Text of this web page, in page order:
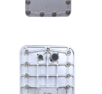
坎普尔EDI膜堆维修